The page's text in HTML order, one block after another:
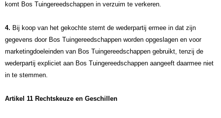
komt Bos Tuingereedschappen in verzuim te verkeren.
4. Bij koop van het gekochte stemt de wederpartij ermee in dat zijn
gegevens door Bos Tuingereedschappen worden opgeslagen en voor
marketingdoeleinden van Bos Tuingereedschappen gebruikt, tenzij de
wederpartij expliciet aan Bos Tuingereedschappen aangeeft daarmee niet
in te stemmen.
Artikel 11 Rechtskeuze en Geschillen